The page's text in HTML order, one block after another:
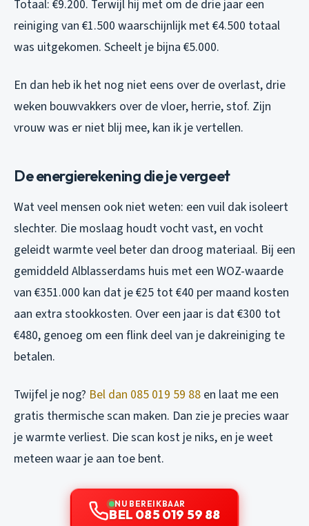
Totaal: €9.200. Terwijl hij met om de drie jaar een
reiniging van €1.500 waarschijnlijk met €4.500 totaal
was uitgekomen. Scheelt je bijna €5.000.
En dan heb ik het nog niet eens over de overlast, drie
weken bouwvakkers over de vloer, herrie, stof. Zijn
vrouw was er niet blij mee, kan ik je vertellen.
De energierekening die je vergeet
Wat veel mensen ook niet weten: een vuil dak isoleert
slechter. Die moslaag houdt vocht vast, en vocht
geleidt warmte veel beter dan droog materiaal. Bij een
gemiddeld Alblasserdams huis met een WOZ-waarde
van €351.000 kan dat je €25 tot €40 per maand kosten
aan extra stookkosten. Over een jaar is dat €300 tot
€480, genoeg om een flink deel van je dakreiniging te
betalen.
Twijfel je nog? Bel dan 085 019 59 88 en laat me een
gratis thermische scan maken. Dan zie je precies waar
je warmte verliest. Die scan kost je niks, en je weet
meteen waar je aan toe bent.
NU BEREIKBAAR
BEL 085 019 59 88